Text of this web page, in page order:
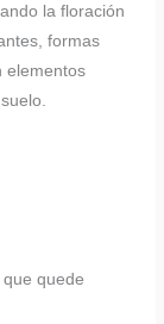
la floración
formas
elementos
quede